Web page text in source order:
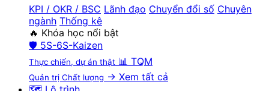
KPI / OKR / BSC Lãnh đạo Chuyển đổi số Chuyên
ngành Thống kê
🔥 Khóa học nổi bật
🛡️ 5S-6S-Kaizen
Thực chiến, dự án thật 📊 TQM
Quản trị Chất lượng → Xem tất cả